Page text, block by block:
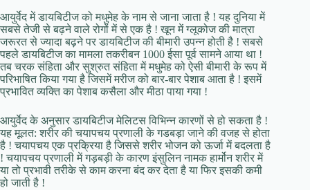
आयुर्वेद में डायबिटीज को मधुमेह के नाम से जाना जाता है ! यह दुनिया में
सबसे तेजी से बढ़ने वाले रोगों में से एक है ! खून में ग्लूकोज की मात्रा
जरूरत से ज्यादा बढ़ने पर डायबिटीज की बीमारी उपन्न होती है ! सबसे
पहले डायबिटीज का मामला तकरीबन 1000 ईसा पूर्व सामने आया था !
तब चरक संहिता और सुश्रुत संहिता में मधुमेह को ऐसी बीमारी के रूप में
परिभाषित किया गया है जिसमें मरीज को बार-बार पेशाब आता है ! इसमें
प्रभावित व्यक्ति का पेशाब कसैला और मीठा पाया गया !
आयुर्वेद के अनुसार डायबिटीज मेलिटस विभिन्न कारणों से हो सकता है !
यह मूलत: शरीर की चयापचय प्रणाली के गडबड़ा जाने की वजह से होता
है ! चयापचय एक प्रक्रिया है जिससे शरीर भोजन को ऊर्जा में बदलता है
! चयापचय प्रणाली में गड़बड़ी के कारण इंसुलिन नामक हार्मोन शरीर में
या तो प्रभावी तरीके से काम करना बंद कर देता है या फिर इसकी कमी
हो जाती है !